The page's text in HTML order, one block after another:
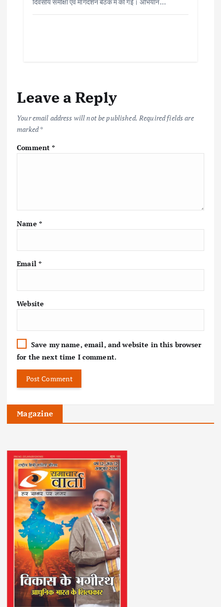
Leave a Reply
Your email address will not be published. Required fields are
marked*
Comment*
Name *
Email *
Website
Save my name, email, and website in this browser
for the next time I comment.
Magazine